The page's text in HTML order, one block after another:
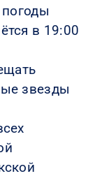
в 19:00
звезды